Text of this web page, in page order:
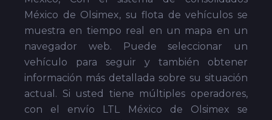
México de Olsimex, su flota de vehículos se
muestra en tiempo real en un mapa en un
navegador web. Puede seleccionar un
vehículo para seguir y también obtener
información más detallada sobre su situación
actual. Si usted tiene múltiples operadores,
con el envío LTL México de Olsimex se